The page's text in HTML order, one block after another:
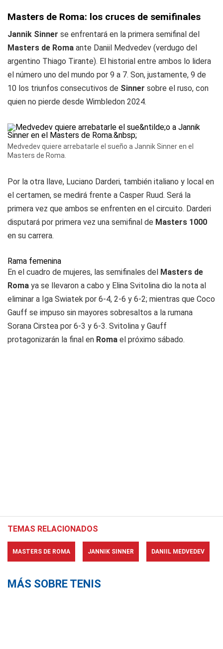
Masters de Roma: los cruces de semifinales
Jannik Sinner se enfrentará en la primera semifinal del
Masters de Roma ante Daniil Medvedev (verdugo del
argentino Thiago Tirante). El historial entre ambos lo lidera
el número uno del mundo por 9 a 7. Son, justamente, 9 de
10 los triunfos consecutivos de Sinner sobre el ruso, con
quien no pierde desde Wimbledon 2024.
Medvedev quiere arrebatarle el sueño a Jannik Sinner en el
Masters de Roma.
Por la otra llave, Luciano Darderi, también italiano y local en
el certamen, se medirá frente a Casper Ruud. Será la
primera vez que ambos se enfrenten en el circuito. Darderi
disputará por primera vez una semifinal de Masters 1000
en su carrera.
Rama femenina
En el cuadro de mujeres, las semifinales del Masters de
Roma ya se llevaron a cabo y Elina Svitolina dio la nota al
eliminar a Iga Swiatek por 6-4, 2-6 y 6-2; mientras que Coco
Gauff se impuso sin mayores sobresaltos a la rumana
Sorana Cirstea por 6-3 y 6-3. Svitolina y Gauff
protagonizarán la final en Roma el próximo sábado.
TEMAS RELACIONADOS
MASTERS DE ROMA JANNIK SINNER DANIIL MEDVEDEV
MÁS SOBRE TENIS